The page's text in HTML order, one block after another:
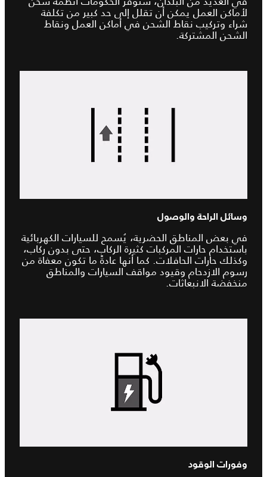
لأماكن العمل يمكن أن تقلل إلى حد كبير من تكلفة
شراء وتركيب نقاط الشحن في أماكن العمل ونقاط
الشحن المشتركة.
وسائل الراحة والوصول
في بعض المناطق الحضرية، يُسمح للسيارات الكهربائية
باستخدام حارات المركبات كثيرة الركاب، حتى بدون ركاب،
وكذلك حارات الحافلات. كما أنها عادةً ما تكون معفاة من
رسوم الازدحام وقيود مواقف السيارات والمناطق
منخفضة الانبعاثات.
وفورات الوقود